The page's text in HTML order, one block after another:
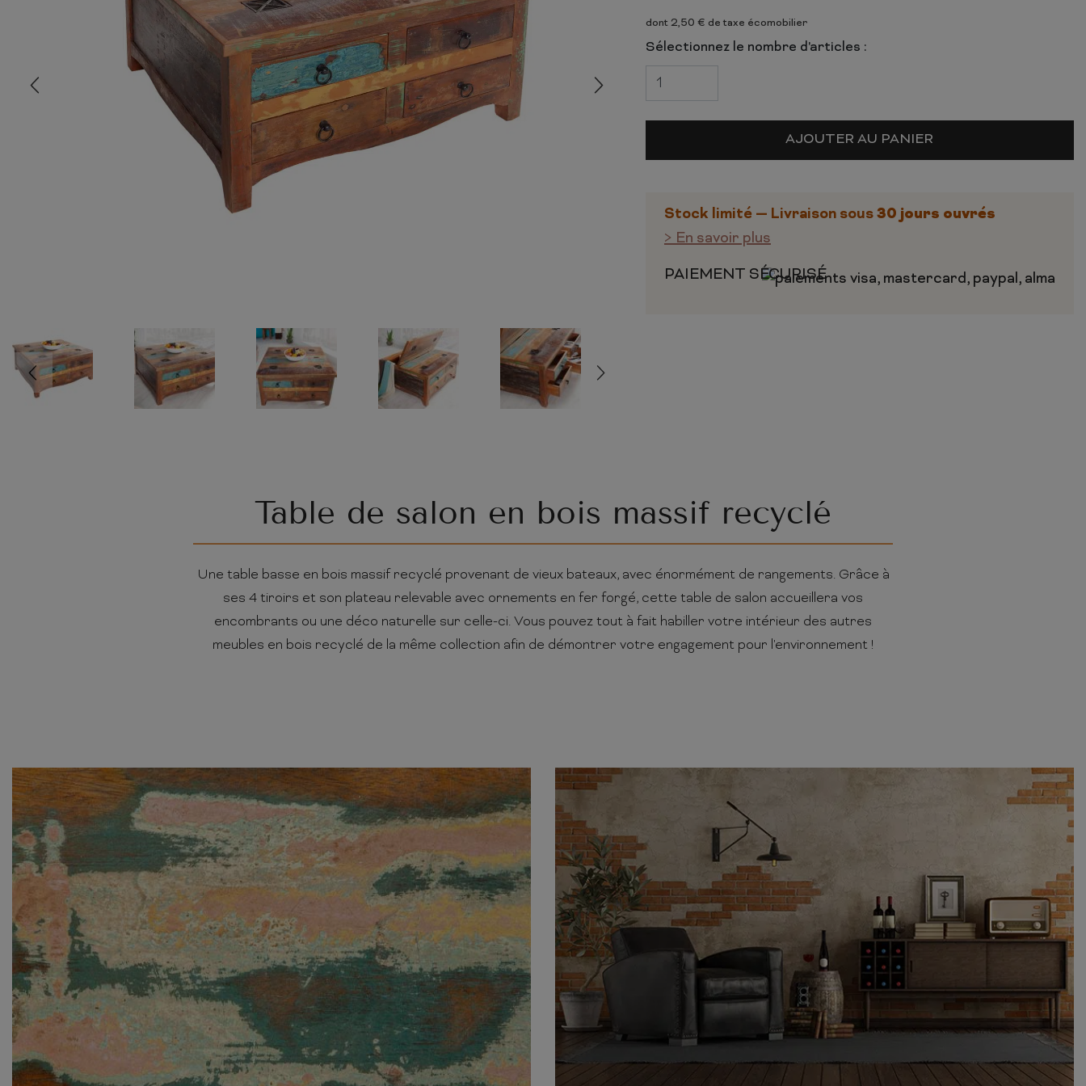
COMMODE ET CHIFFONNIERS
CHAMBRE COMPLÈTE
CHAMBRE COMPLÈTE
MEUBLE EN HÊTRE
dont 2,50 € de taxe écomobilier
Sélectionnez le nombre d'articles :
AJOUTER AU PANIER
Stock limité — Livraison sous30 jours ouvrés
> En savoir plus
PAIEMENT SÉCURISÉ
Table de salon en bois massif recyclé
Une table basse en bois massif recyclé provenant de vieux bateaux, avec énormément de rangements. Grâce à
ses 4 tiroirs et son plateau relevable avec ornements en fer forgé, cette table de salon accueillera vos
encombrants ou une déco naturelle sur celle-ci. Vous pouvez tout à fait habiller votre intérieur des autres
meubles en bois recyclé de la même collection afin de démontrer votre engagement pour l'environnement !